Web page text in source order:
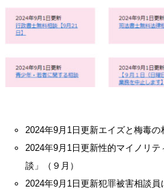
2024年9月1日更新エイズと梅毒の
2024年9月1日更新性的マイノリテ
談」（９月）
2024年9月1日更新犯罪被害相談員